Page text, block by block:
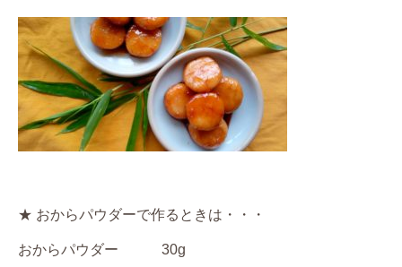
★ おからパウダーで作るときは・・・
おからパウダー 30g